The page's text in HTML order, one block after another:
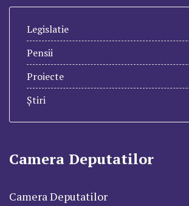
Legislatie
Pensii
Proiecte
Știri
Camera Deputatilor
Camera Deputatilor